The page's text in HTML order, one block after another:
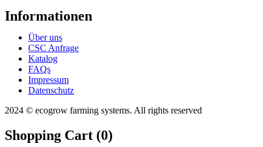
Informationen
Über uns
CSC Anfrage
Katalog
FAQs
Impressum
Datenschutz
2024 © ecogrow farming systems. All rights reserved
Shopping Cart (0)